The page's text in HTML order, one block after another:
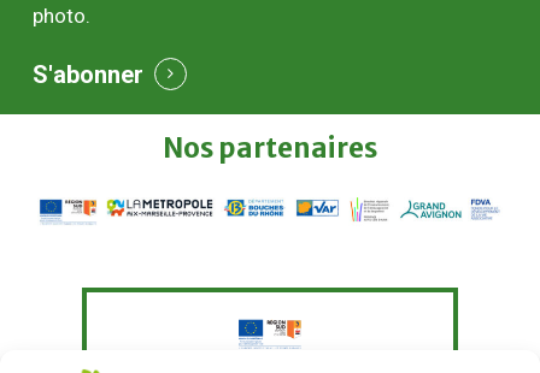
photo.
S'abonner
Nos partenaires